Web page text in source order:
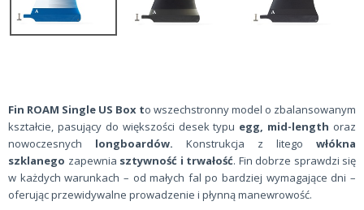
Fin ROAM Single US Box to wszechstronny model o zbalansowanym
kształcie, pasujący do większości desek typu egg, mid-length oraz
nowoczesnych longboardów. Konstrukcja z litego włókna
szklanego zapewnia sztywność i trwałość. Fin dobrze sprawdzi się
w każdych warunkach – od małych fal po bardziej wymagające dni –
oferując przewidywalne prowadzenie i płynną manewrowość.